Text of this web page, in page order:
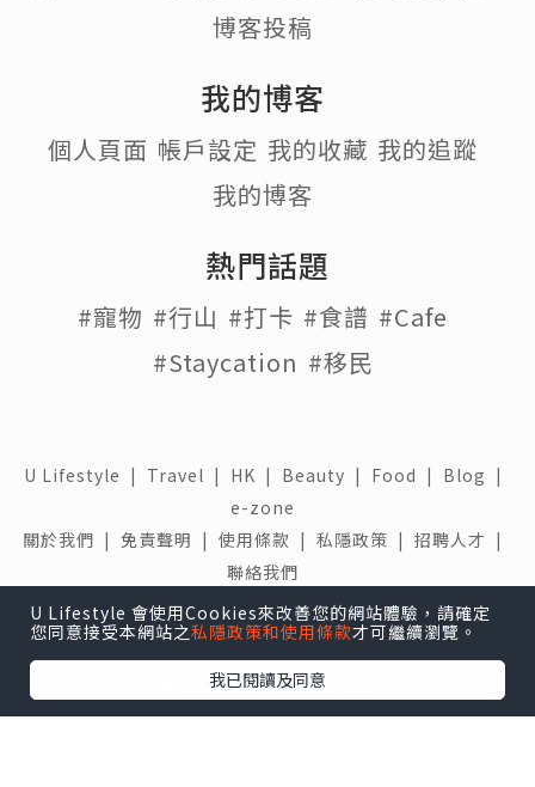
博客投稿
我的博客
個人頁面 帳戶設定 我的收藏 我的追蹤
我的博客
熱門話題
#寵物 #行山 #打卡 #食譜 #Cafe
#Staycation #移民
U Lifestyle | Travel | HK | Beauty | Food | Blog |
e-zone
關於我們 | 免責聲明 | 使用條款 | 私隱政策 | 招聘人才 |
聯絡我們
下載 U Lifestyle應用程式
U Lifestyle 會使用Cookies來改善您的網站體驗，請確定
您同意接受本網站之私隱政策和使用條款才可繼續瀏覽。
我已閱讀及同意